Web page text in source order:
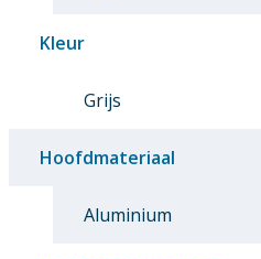
Kleur
Grijs
Hoofdmateriaal
Aluminium